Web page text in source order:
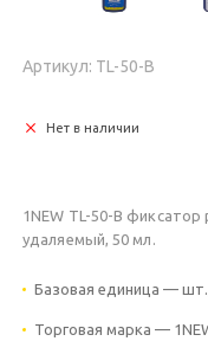
Артикул: TL-50-B
Нет в наличии
1NEW TL-50-B фиксатор
удаляемый, 50 мл.
Базовая единица —
Торговая марка —